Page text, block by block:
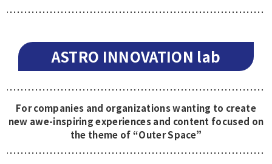
ASTRO INNOVATION lab
For companies and organizations wanting to create
new awe-inspiring experiences and content focused on
the theme of “Outer Space”